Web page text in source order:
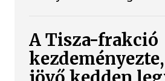
A Tisza-frakció